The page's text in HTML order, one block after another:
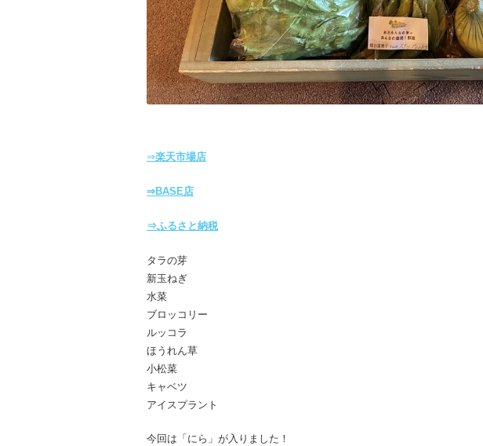
⇒楽天市場店
⇒BASE店
⇒ふるさと納税
タラの芽
新玉ねぎ
水菜
ブロッコリー
ルッコラ
ほうれん草
小松菜
キャベツ
アイスプラント
今回は「にら」が入りました！